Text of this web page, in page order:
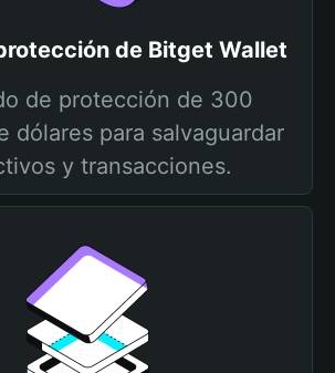
de Bitget Wallet
de protección de 300
dólares para salvaguardar
y transacciones.